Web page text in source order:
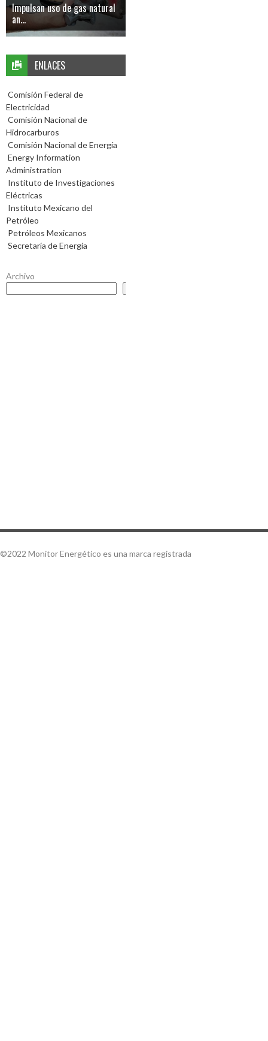
Impulsan uso de gas natural
an...
ENLACES
Comisión Federal de
Electricidad
Comisión Nacional de
Hidrocarburos
Comisión Nacional de Energía
Energy Information
Administration
Instituto de Investigaciones
Eléctricas
Instituto Mexicano del
Petróleo
Petróleos Mexicanos
Secretaría de Energía
Archivo
©2022 Monitor Energético es una marca registrada